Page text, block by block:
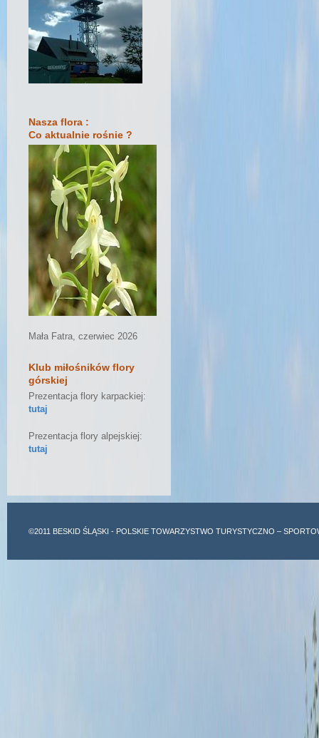
Nasza flora :
Co aktualnie rośnie ?
Mała Fatra, czerwiec 2026
Klub miłośników flory
górskiej
Prezentacja flory karpackiej:
tutaj
Prezentacja flory alpejskiej:
tutaj
©2011 BESKID ŚLĄSKI - POLSKIE TOWARZYSTWO TURYSTYCZNO –